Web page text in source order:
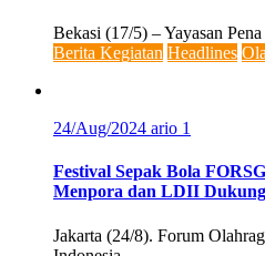
Bekasi (17/5) – Yayasan
Berita Kegiatan Headlines
24/Aug/2024 ario 1
Festival Sepak Bola
Menpora dan LDII
Jakarta (24/8). Forum